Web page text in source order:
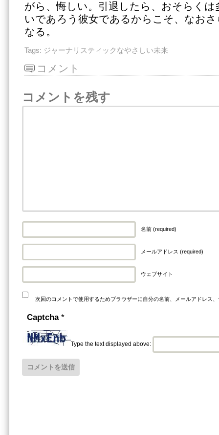
がら、悔しい。引退したら、おそらく
いであろう彼女であるからこそ、なお
なる。
Tags: ジャーナリスティックなやさしい未来
コメント
コメントを残す
名前 (required)
メールアドレス (required)
ウェブサイト
次回のコメントで使用するためブラウザーに自分の名前、メールアドレス
Captcha *
Type the text displayed above: